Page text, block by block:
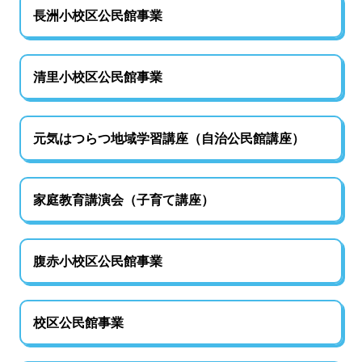
長洲小校区公民館事業
清里小校区公民館事業
元気はつらつ地域学習講座（自治公民館講座）
家庭教育講演会（子育て講座）
腹赤小校区公民館事業
校区公民館事業